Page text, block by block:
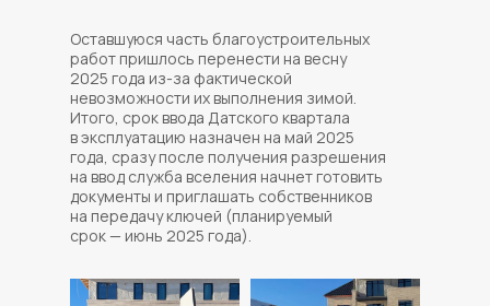
Оставшуюся часть благоустроительных
работ пришлось перенести на весну
2025 года из-за фактической
невозможности их выполнения зимой.
Итого, срок ввода Датского квартала
в эксплуатацию назначен на май 2025
года, сразу после получения разрешения
на ввод служба вселения начнет готовить
документы и приглашать собственников
на передачу ключей (планируемый
срок — июнь 2025 года).